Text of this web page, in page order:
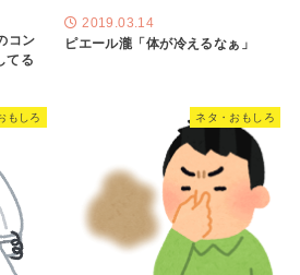
コン
てる
2019.03.14
ピエール瀧「体が冷えるなぁ」
もしろ ネタ・おもしろ